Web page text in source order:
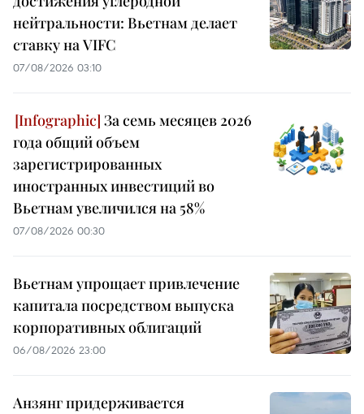
нейтральности: Вьетнам делает
ставку на VIFC
07/08/2026 03:10
За семь месяцев 2026
года общий объем
зарегистрированных
иностранных инвестиций во
Вьетнам увеличился на 58%
07/08/2026 00:30
Вьетнам упрощает привлечение
капитала посредством выпуска
корпоративных облигаций
06/08/2026 23:00
Анзянг придерживается